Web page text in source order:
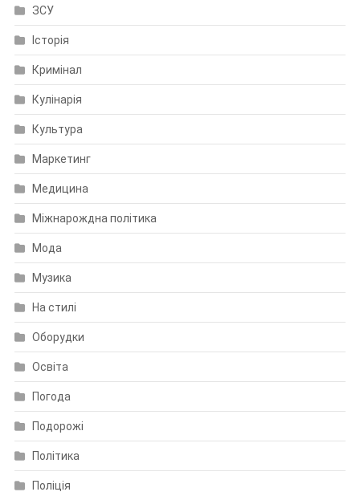
ЗСУ
Історія
Кримінал
Кулінарія
Культура
Маркетинг
Медицина
Міжнарождна політика
Мода
Музика
На стилі
Оборудки
Освіта
Погода
Подорожі
Політика
Поліція